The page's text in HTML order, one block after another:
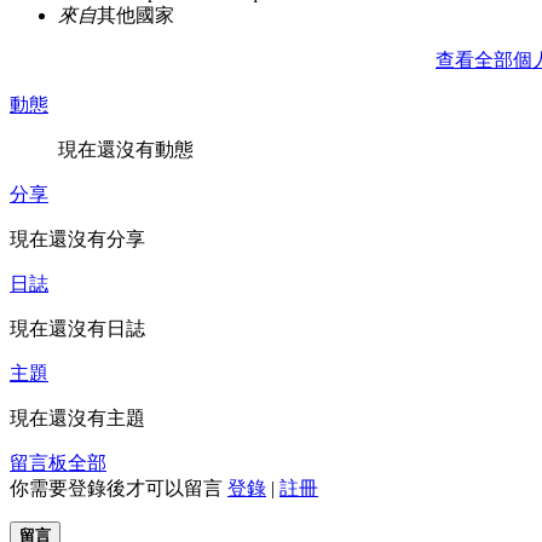
來自其他國家
查看全部個
動態
現在還沒有動態
分享
現在還沒有分享
日誌
現在還沒有日誌
主題
現在還沒有主題
留言板全部
你需要登錄後才可以留言 登錄 | 註冊
留言